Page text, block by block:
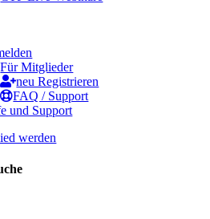
Für Mitglieder
neu Registrieren
FAQ / Support
und Support
werden